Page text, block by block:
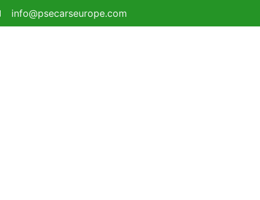
info@psecarseurope.com